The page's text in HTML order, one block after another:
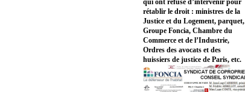
qui ont refusé d’intervenir pour
rétablir le droit : ministres de la
Justice et du Logement, parquet,
Groupe Foncia, Chambre du
Commerce et de l’Industrie,
Ordres des avocats et des
huissiers de justice de Paris, etc.